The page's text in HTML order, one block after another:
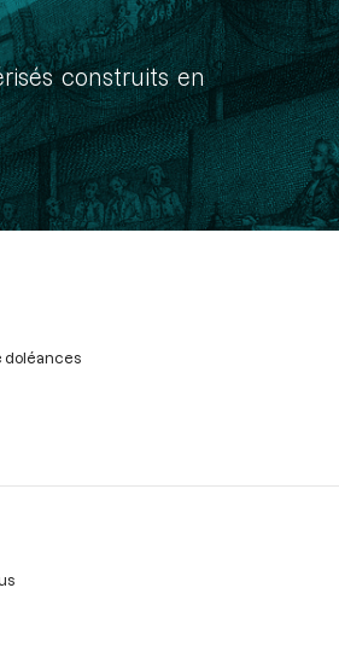
construits en
doléances